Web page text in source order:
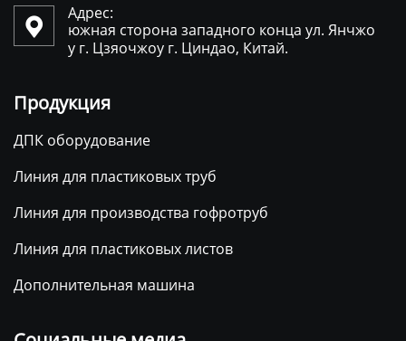

Адрес:
южная сторона западного конца ул. Янчжо
у г. Цзяочжоу г. Циндао, Китай.
Продукция
ДПК оборудование
Линия для пластиковых труб
Линия для производства гофротруб
Линия для пластиковых листов
Дополнительная машина